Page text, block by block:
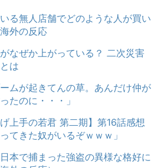
る無人店舗でどのような人が買い
外の反応
なぜか上がっている？ 二次災害
は
ムが起きてんの草。あんだけ仲が
たのに・・・」
上手の若君 第二期】第16話感想
てきた奴がいるぞｗｗｗ」
本で捕まった強盗の異様な格好に